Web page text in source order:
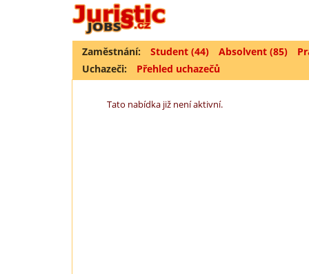
Zaměstnání: Student (44) Absolvent (85)
Uchazeči:
Přehled uchazečů
Tato nabídka již není aktivní.